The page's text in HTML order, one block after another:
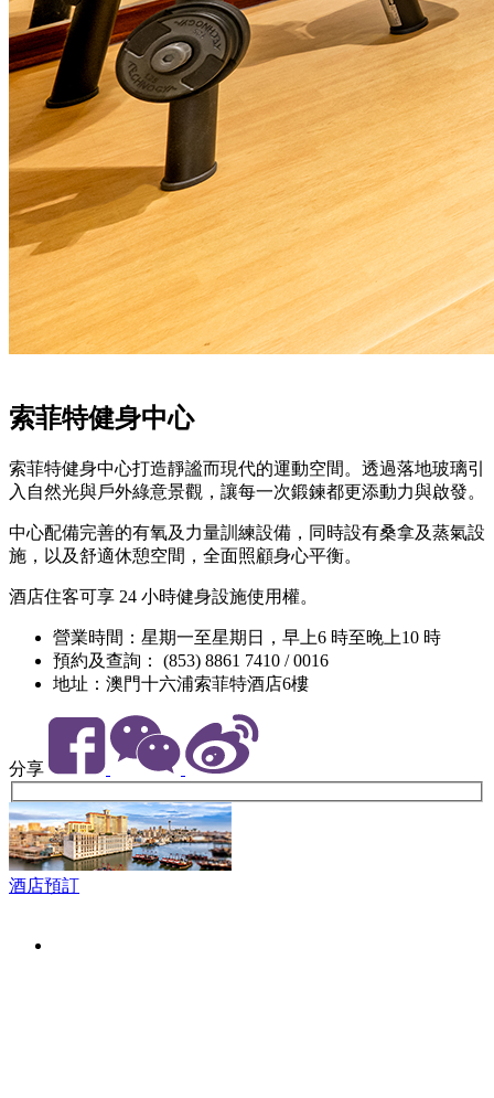
索菲特健身中心
索菲特健身中心打造靜謐而現代的運動空間。透過落地玻璃引
入自然光與戶外綠意景觀，讓每一次鍛鍊都更添動力與啟發。
中心配備完善的有氧及力量訓練設備，同時設有桑拿及蒸氣設
施，以及舒適休憩空間，全面照顧身心平衡。
酒店住客可享 24 小時健身設施使用權。
營業時間：星期一至星期日，早上6 時至晚上10 時
預約及查詢： (853) 8861 7410 / 0016
地址：澳門十六浦索菲特酒店6樓
分享
酒店預訂